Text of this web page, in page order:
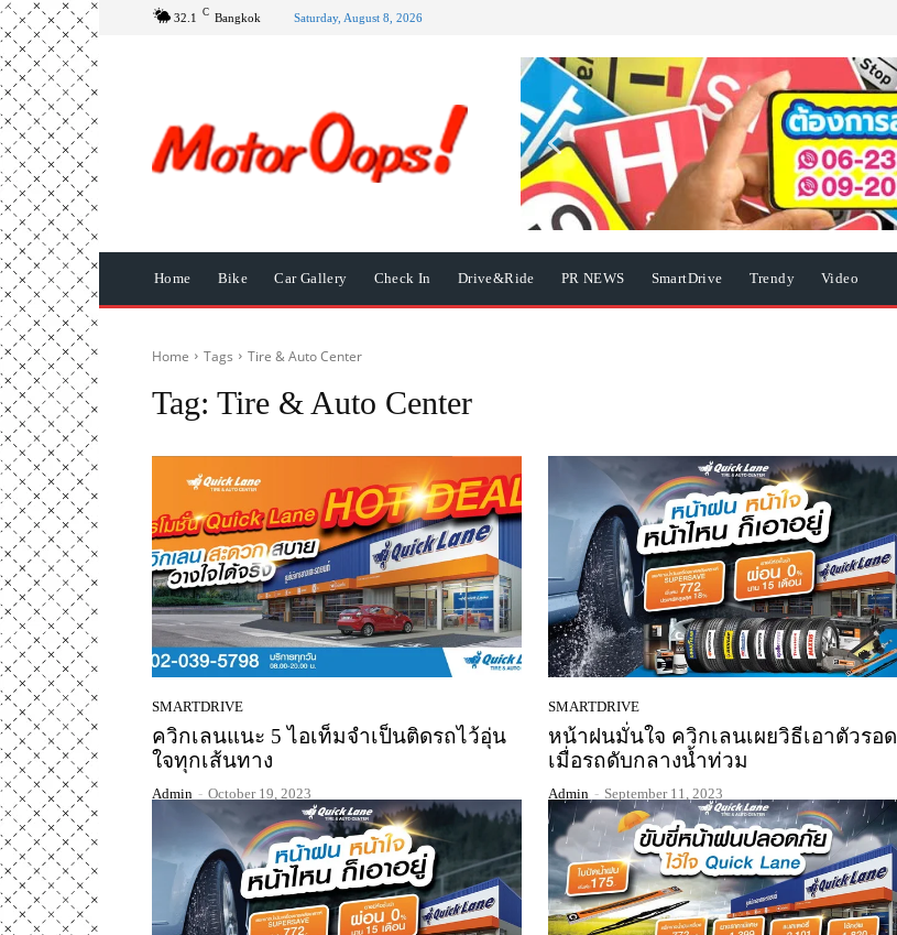
32.1 C Bangkok Saturday, August 8, 2026
Home Bike Car Gallery Check In Drive&Ride PR NEWS SmartDrive Trendy Video
Home Tags Tire & Auto Center
Tag: Tire & Auto Center
SMARTDRIVE
ควิกเลนแนะ 5 ไอเท็มจำเป็นติดรถไว้อุ่น
ใจทุกเส้นทาง
Admin - October 19, 2023
SMARTDRIVE
หน้าฝนมั่นใจ ควิกเลนเผยวิธีเอาตัวรอด
เมื่อรถดับกลางน้ำท่วม
Admin - September 11, 2023